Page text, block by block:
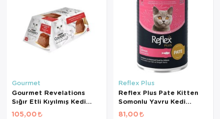
Gourmet
Gourmet Revelations
Sığır Etli Kıyılmış Kedi
Konservesi 57gr (2'li)
105,00
Reflex Plus
Reflex Plus Pate Kitten
Somonlu Yavru Kedi
Konservesi 400 Gr
81,00